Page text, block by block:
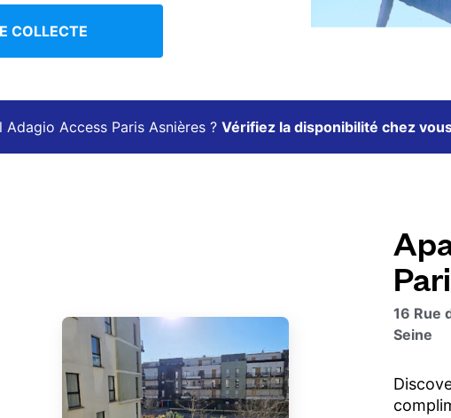
COLLECTE
Access Paris Asnières ? Vérifiez la disponibilité chez
16 Rue
Seine